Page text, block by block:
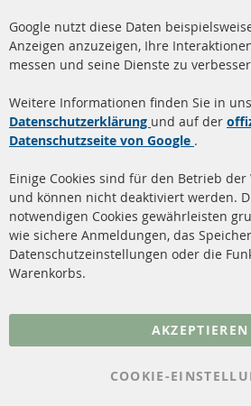
facebook
instagram
Quick Links
Dieselpartikelfilter (DPF)
Dieselpartikelfilter
Katalysator (KAT)
Sensoren
FAQ
Google nutzt diese Daten
Anzeigen anzuzeigen, Ihre
messen und seine Dienste zu
Weitere Informationen finden Sie in
Datenschutzerklärung und auf der
Datenschutzseite von Google .
Einige Cookies sind für den Betrieb
und können nicht deaktiviert werden.
notwendigen Cookies gewährleisten
wie sichere Anmeldungen, das
Datenschutzeinstellungen oder die
Warenkorbs.
AKZEPTIEREN
COOKIE-